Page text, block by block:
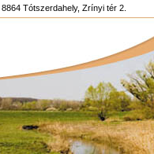
Tótszerdahely, Zrínyi tér 2.